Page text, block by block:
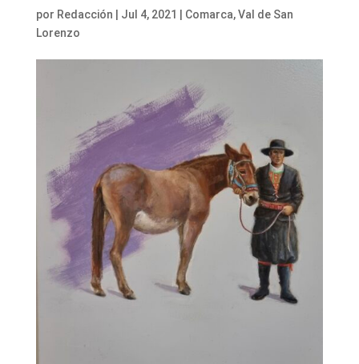
por Redacción Jul 4, 2021 Comarca,Val de San
Lorenzo